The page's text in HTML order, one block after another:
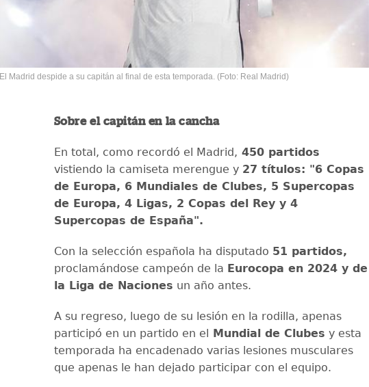
El Madrid despide a su capitán al final de esta temporada. (Foto: Real Madrid)
Sobre el capitán en la cancha
En total, como recordó el Madrid, 450 partidos
vistiendo la camiseta merengue y 27 títulos: "6 Copas
de Europa, 6 Mundiales de Clubes, 5 Supercopas
de Europa, 4 Ligas, 2 Copas del Rey y 4
Supercopas de España".
Con la selección española ha disputado 51 partidos,
proclamándose campeón de la Eurocopa en 2024 y de
la Liga de Naciones un año antes.
A su regreso, luego de su lesión en la rodilla, apenas
participó en un partido en el Mundial de Clubes y esta
temporada ha encadenado varias lesiones musculares
que apenas le han dejado participar con el equipo.